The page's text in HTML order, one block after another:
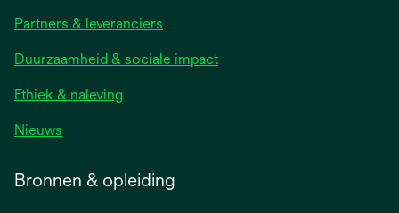
Partners & leveranciers
Duurzaamheid & sociale impact
Ethiek & naleving
Nieuws
Bronnen & opleiding